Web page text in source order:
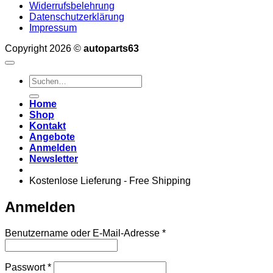
Widerrufsbelehrung
Datenschutzerklärung
Impressum
Copyright 2026 © autoparts63
Suchen
nach:
Home
Shop
Kontakt
Angebote
Anmelden
Newsletter
Kostenlose Lieferung - Free Shipping
Anmelden
Benutzername oder E-Mail-Adresse *Erforderlich
Passwort*Erforderlich